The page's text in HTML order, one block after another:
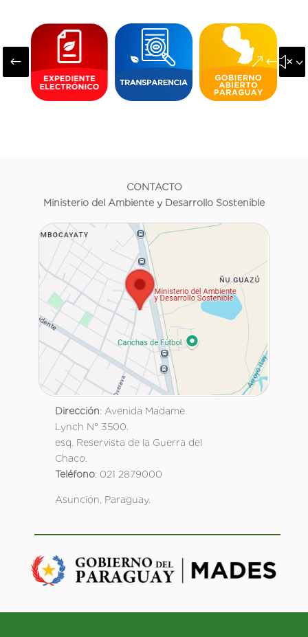
#
CONTACTO
Ministerio del Ambiente y Desarrollo Sostenible
Dirección: Avenida Madame
Lynch N° 3500.
esq. Reservista de la Guerra del
Chaco.
Teléfono: 021 2879000
Asunción, Paraguay.